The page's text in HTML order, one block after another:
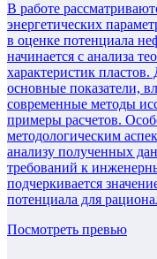
В работе
энергетических
в оценке потенциала
начинается с анализа
характеристик
основные показатели,
современные методы
примеры расчетов.
методологическим
анализу полученных
требований к
подчеркивается
потенциала для
Посмотреть превью